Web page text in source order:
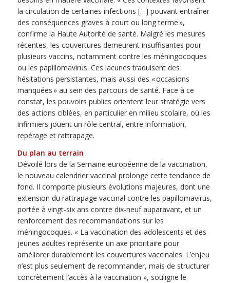
la circulation de certaines infections […] pouvant entraîner
des conséquences graves à court ou long terme »,
confirme la Haute Autorité de santé. Malgré les mesures
récentes, les couvertures demeurent insuffisantes pour
plusieurs vaccins, notamment contre les méningocoques
ou les papillomavirus. Ces lacunes traduisent des
hésitations persistantes, mais aussi des « occasions
manquées » au sein des parcours de santé. Face à ce
constat, les pouvoirs publics orientent leur stratégie vers
des actions ciblées, en particulier en milieu scolaire, où les
infirmiers jouent un rôle central, entre information,
repérage et rattrapage.
Du plan au terrain
Dévoilé lors de la Semaine européenne de la vaccination,
le nouveau calendrier vaccinal prolonge cette tendance de
fond. Il comporte plusieurs évolutions majeures, dont une
extension du rattrapage vaccinal contre les papillomavirus,
portée à vingt-six ans contre dix-neuf auparavant, et un
renforcement des recommandations sur les
méningocoques. « La vaccination des adolescents et des
jeunes adultes représente un axe prioritaire pour
améliorer durablement les couvertures vaccinales. L’enjeu
n’est plus seulement de recommander, mais de structurer
concrètement l’accès à la vaccination », souligne le